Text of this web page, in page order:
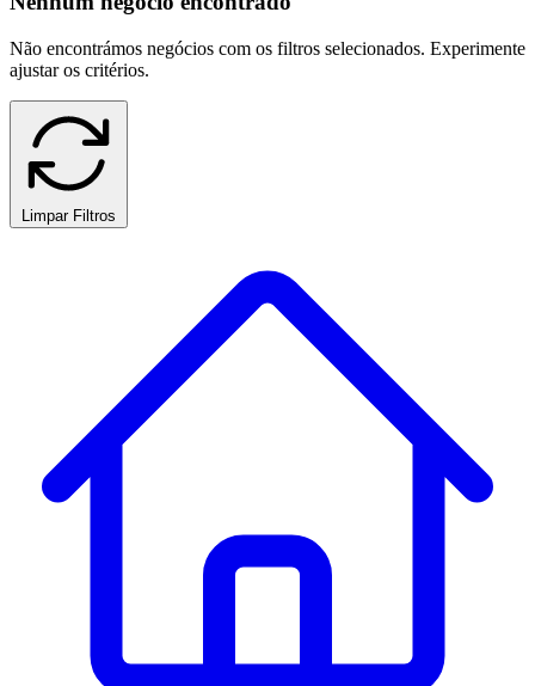
Não encontrámos negócios com os filtros selecionados. Experimente
ajustar os critérios.
Limpar Filtros